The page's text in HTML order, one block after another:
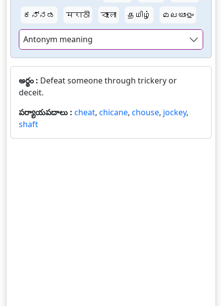
ಕನ್ನಡ
मराठी বাংলা தமிழ் മലയാളം
Antonym meaning
అర్థం : Defeat someone through trickery or
deceit.
పర్యాయపదాలు : cheat, chicane, chouse, jockey,
shaft